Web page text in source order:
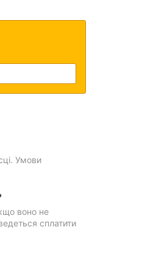
Умови
воно не
сплатити